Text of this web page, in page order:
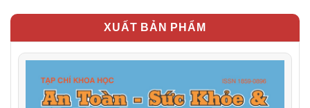
XUẤT BẢN PHẨM